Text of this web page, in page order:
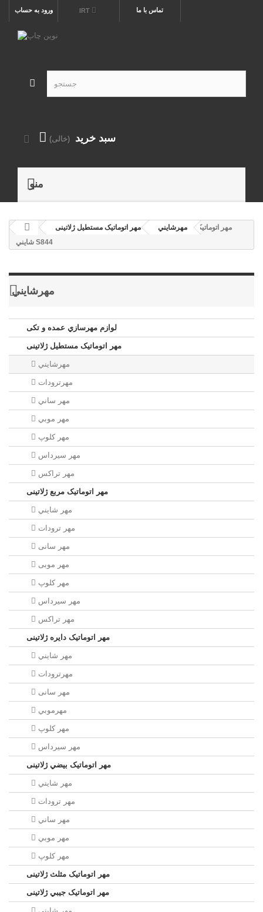
ورود به حساب IRT تماس با ما
سبد خرید (خالی)
منو
مهر اتوماتیک مستطيل ژلاتینی مهرشايني
مهر اتوماتیک
شايني S844
مهرشايني
لوازم مهرسازي عمده و تکی
مهر اتوماتیک مستطيل ژلاتینی
مهرشايني
مهرترودات
مهر ساني
مهر موبي
مهر كلوپ
مهر سيرداس
مهر تراکس
مهر اتوماتیک مربع ژلاتینی
مهر شايني
مهر ترودات
مهر سانی
مهر موبی
مهر كلوپ
مهر سيرداس
مهر تراکس
مهر اتوماتیک دايره ژلاتینی
مهر شايني
مهرترودات
مهر سانی
مهرموبي
مهر كلوپ
مهر سيرداس
مهر اتوماتیک بيضي ژلاتینی
مهر شايني
مهر ترودات
مهر ساني
مهر موبي
مهر كلوپ
مهر اتوماتیک مثلث ژلاتینی
مهر اتوماتیک جيبي ژلاتینی